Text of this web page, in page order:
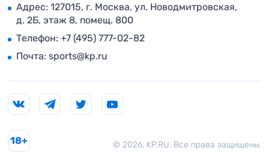
Адрес: 127015, г. Москва, ул. Новодмитровская,
д. 2Б, этаж 8, помещ. 800
Телефон: +7 (495) 777-02-82
Почта: sports@kp.ru
© 2026. KP.RU. Все права защищены.
18+